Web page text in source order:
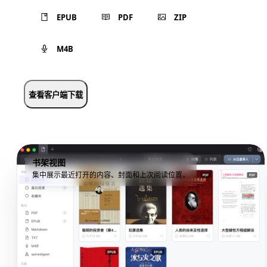
EPUB PDF ZIP
M4B
查看客户端下载
书架视图
集中展示最近打开的内容、封面和上次阅读位置。